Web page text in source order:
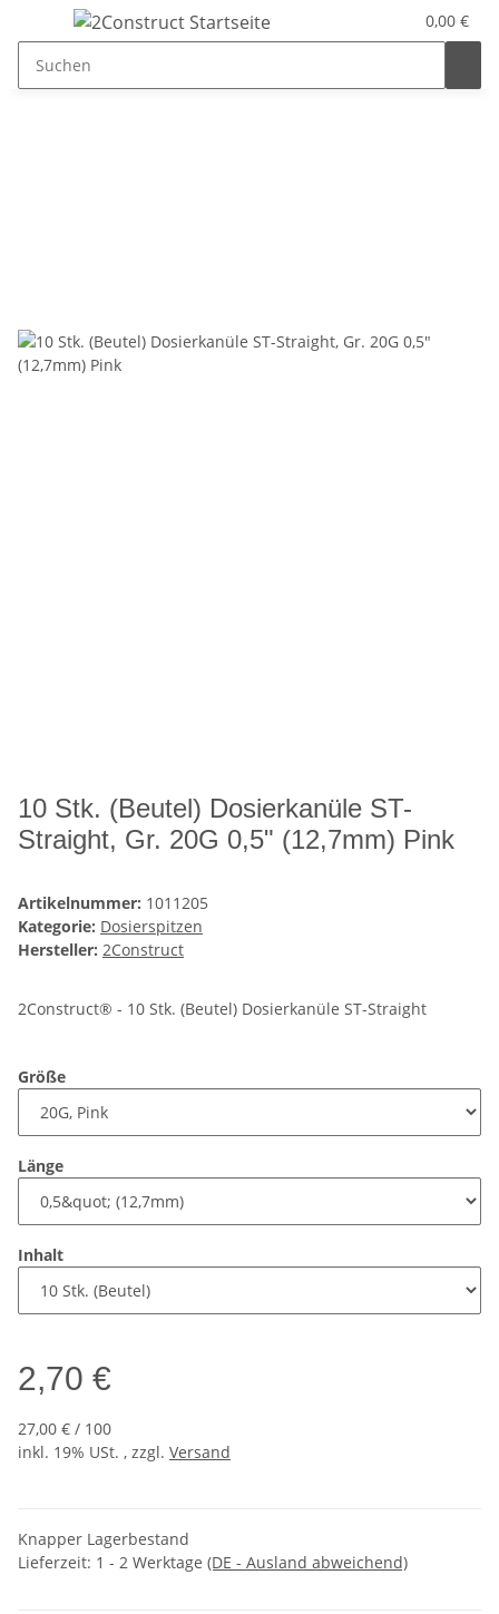
0,00 €
10 Stk. (Beutel) Dosierkanüle ST-
Straight, Gr. 20G 0,5" (12,7mm) Pink
Artikelnummer: 1011205
Kategorie: Dosierspitzen
Hersteller: 2Construct
2Construct® - 10 Stk. (Beutel) Dosierkanüle ST-Straight
Größe
Länge
Inhalt
2,70 €
27,00 € / 100
inkl. 19% USt. , zzgl. Versand
Knapper Lagerbestand
Lieferzeit: 1 - 2 Werktage (DE - Ausland abweichend)